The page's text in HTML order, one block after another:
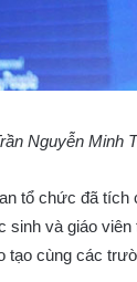
Nguyễn Minh
tổ chức đã
sinh và giáo
tạo cùng các